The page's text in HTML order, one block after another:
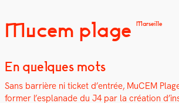
Mucem plage Marseille
En quelques mots
Sans bar­rière ni tick­et d’entrée, MuCEM
former l’esplanade du J4 par la créa­tion